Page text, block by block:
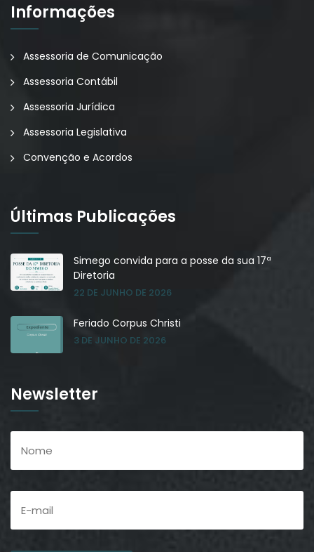
Informações
Assessoria de Comunicação
Assessoria Contábil
Assessoria Jurídica
Assessoria Legislativa
Convenção e Acordos
Últimas Publicações
Simego convida para a posse da sua 17ª
Diretoria
22 DE JUNHO DE 2026
Feriado Corpus Christi
3 DE JUNHO DE 2026
Newsletter